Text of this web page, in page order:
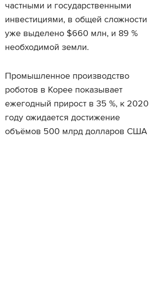
частными и государственными
инвестициями, в общей сложности
уже выделено $660 млн, и 89 %
необходимой земли.
Промышленное производство
роботов в Корее показывает
ежегодный прирост в 35 %, к 2020
году ожидается достижение
объёмов 500 млрд долларов США